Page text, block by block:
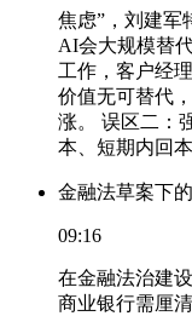
焦虑”，刘建军
AI会大规模替
工作，客户经
价值无可替代
涨。 误区二：
本、短期内回
金融法草案下
09:16
在金融法治建
商业银行需厘